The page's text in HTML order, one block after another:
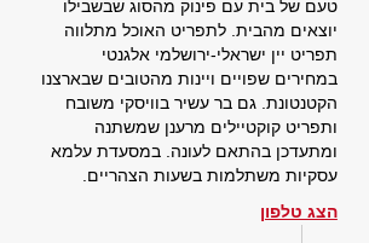
טעם של בית עם פינוק מהסוג שבשבילו
יוצאים מהבית. לתפריט האוכל מתלווה
תפריט יין ישראלי-ירושלמי אלגנטי
במחירים שפויים ויינות מהטובים שבארצנו
הקטנטונת. גם בר עשיר בוויסקי משובח
ותפריט קוקטיילים מרענן שמשתנה
ומתעדכן בהתאם לעונה. במסעדת עלמא
עסקיות משתלמות בשעות הצהריים.
הצג טלפון